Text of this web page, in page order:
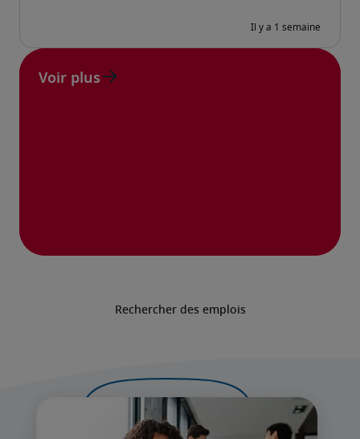
Rechercher des emplois
Voir plus